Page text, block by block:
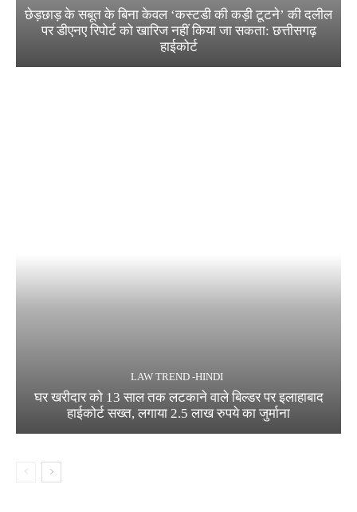
छेड़छाड़ के सबूत के बिना केवल ‘कस्टडी की कड़ी टूटने’ की दलील
पर डीएनए रिपोर्ट को खारिज नहीं किया जा सकता: छत्तीसगढ़
हाईकोर्ट
LAW TREND -HINDI
घर खरीदार को 13 साल तक लटकाने वाले बिल्डर पर इलाहाबाद
हाईकोर्ट सख्त, लगाया 2.5 लाख रुपये का जुर्माना